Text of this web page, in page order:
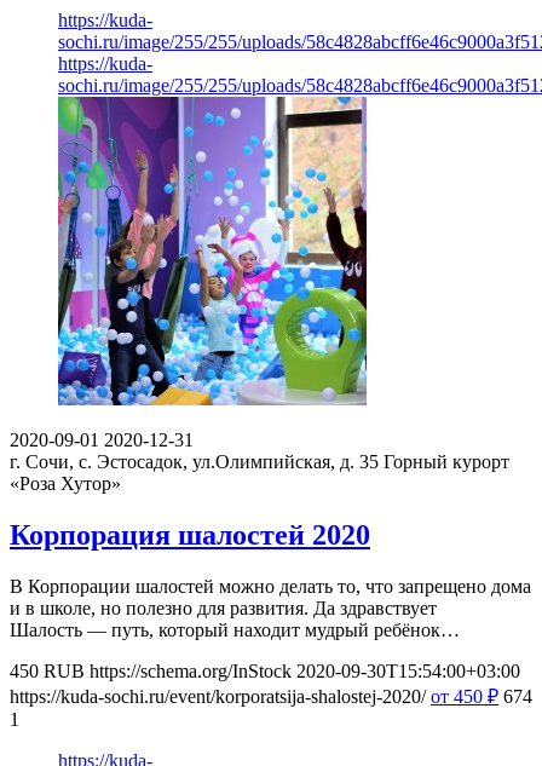
https://kuda-
sochi.ru/image/255/255/uploads/
https://kuda-
sochi.ru/image/255/255/uploads/
2020-09-01 2020-12-31
г. Сочи, с. Эстосадок, ул.Олимпийская, д. 35 Горный курорт
«Роза Хутор»
Корпорация шалостей 2020
В Корпорации шалостей можно делать то, что запрещено дома
и в школе, но полезно для развития. Да здравствует
Шалость — путь, который находит мудрый ребёнок…
450 RUB https://schema.org/InStock 2020-09-30T15:54:00+03:00
https://kuda-sochi.ru/event/korporatsija-shalostej-2020/ от 450 ₽ 674
1
https://kuda-